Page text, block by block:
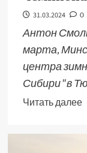
31.03.2024 0
Антон
марта,
центра
Сибири" в
Читать далее